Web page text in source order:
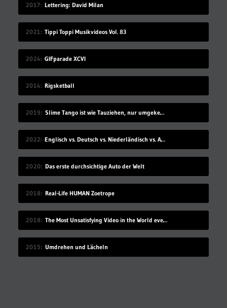
2017 Lettering: David Milan
2021 Tippi Toppi Musikvideos Vol. 83
2024 GIFparade XCVI
2014 Rigsketball
2019 Slime Tango ist wie Tauziehen, nur umgekehrt
2022 Englisch vs. Deutsch vs. Niederländisch vs. Afrikaans
2020 Das erste durchsichtige Auto der Welt
2018 Real-Life HUMAN Zoetrope
2018 The Most Unsatisfying Video in the World ever made – part 2
2015 Umdrehen und Lächeln